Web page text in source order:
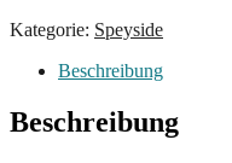
Kategorie: Speyside
Beschreibung
Beschreibung